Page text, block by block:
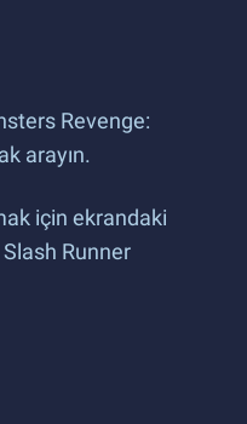
Revenge:
arayın.
için ekrandaki
Runner